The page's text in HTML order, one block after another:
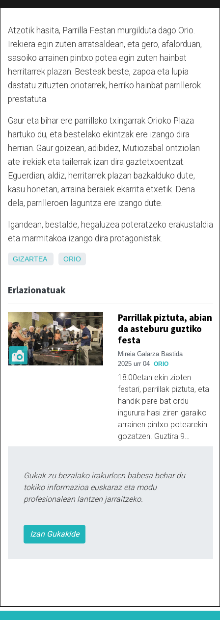
Atzotik hasita, Parrilla Festan murgilduta dago Orio.
Irekiera egin zuten arratsaldean, eta gero, afalorduan,
sasoiko arrainen pintxo potea egin zuten hainbat
herritarrek plazan. Besteak beste, zapoa eta lupia
dastatu zituzten oriotarrek, herriko hainbat parrillerok
prestatuta.
Gaur eta bihar ere parrillako txingarrak Orioko Plaza
hartuko du, eta bestelako ekintzak ere izango dira
herrian. Gaur goizean, adibidez, Mutiozabal ontziolan
ate irekiak eta tailerrak izan dira gaztetxoentzat.
Eguerdian, aldiz, herritarrek plazan bazkalduko dute,
kasu honetan, arraina beraiek ekarrita etxetik. Dena
dela, parrilleroen laguntza ere izango dute.
Igandean, bestalde, hegaluzea poteratzeko erakustaldia
eta marmitakoa izango dira protagonistak.
GIZARTEA ORIO
Erlazionatuak
Parrillak piztuta, abian
da asteburu guztiko
festa
Mireia Galarza Bastida
2025 urr 04 ORIO
18:00etan ekin zioten
festari, parrillak piztuta, eta
handik pare bat ordu
ingurura hasi ziren garaiko
arrainen pintxo potearekin
gozatzen. Guztira 9…
Gukak zu bezalako irakurleen babesa behar du
tokiko informazioa euskaraz eta modu
profesionalean lantzen jarraitzeko.
Izan Gukakide